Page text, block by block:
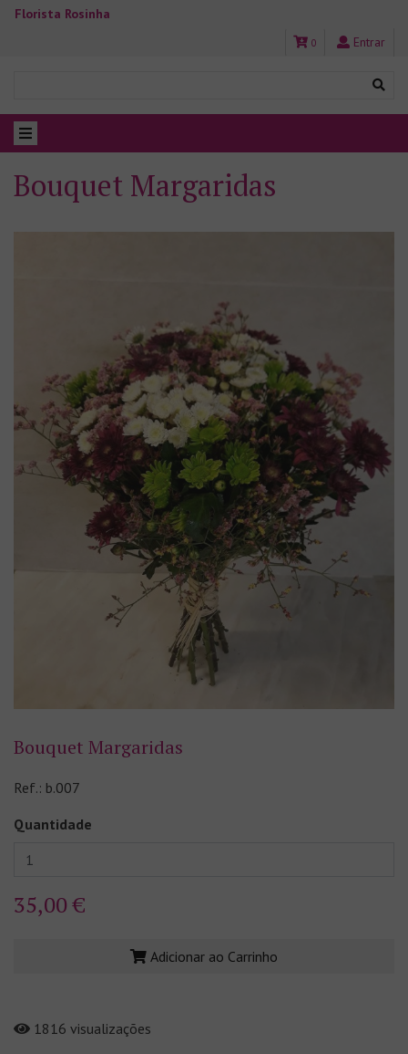
Florista Rosinha
0 Entrar
Bouquet Margaridas
Bouquet Margaridas
Ref.: b.007
Quantidade
35,00 €
Adicionar ao Carrinho
1816 visualizações